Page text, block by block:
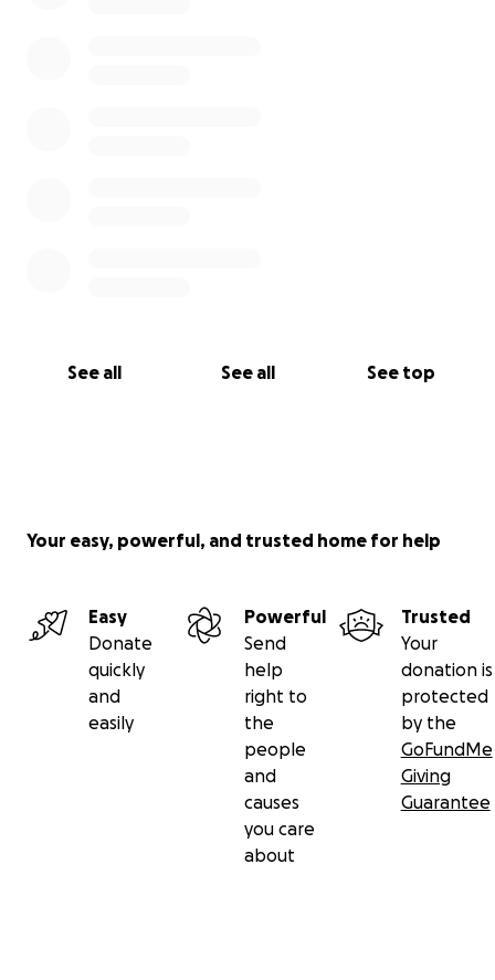
See all See all See top
Your easy, powerful, and trusted home for help
Easy
Donate
quickly
and
easily
Powerful
Send
help
right to
the
people
and
causes
you care
about
Trusted
Your
donation is
protected
by the
GoFundMe
Giving
Guarantee